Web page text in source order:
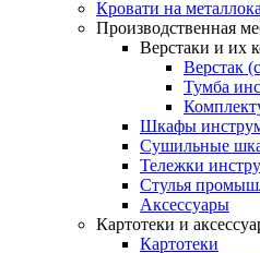
Кровати на
Производственная
Верстаки и их
Верстак
Тумба
Шкафы
Сушильные
Тележки
Стулья
Аксессуары
Картотеки и
Картотеки